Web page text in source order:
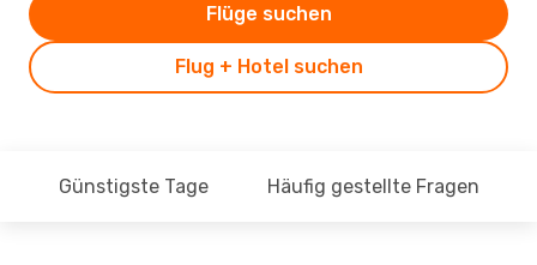
Flug + Hotel suchen
Flüge suchen
Günstigste Tage Häufig gestellte Fragen